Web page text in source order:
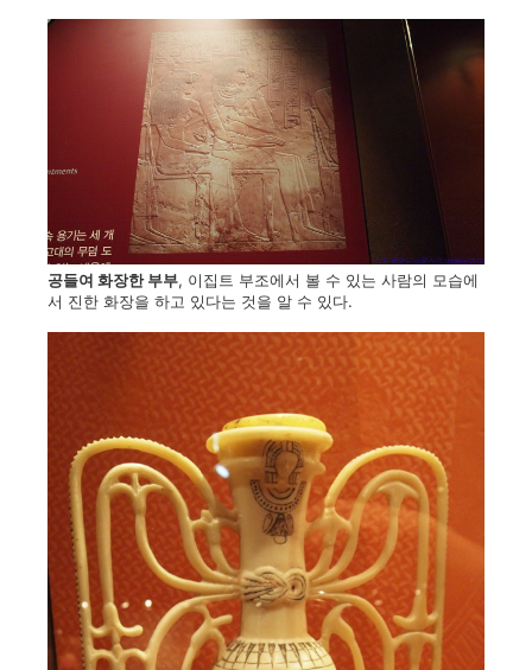
공들여 화장한 부부, 이집트 부조에서 볼 수 있는 사람의 모습에
서 진한 화장을 하고 있다는 것을 알 수 있다.